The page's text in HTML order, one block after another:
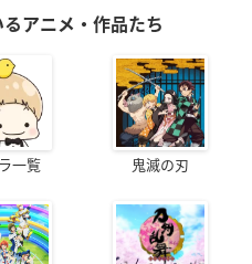
アニメ・作品たち
一覧 鬼滅の刃